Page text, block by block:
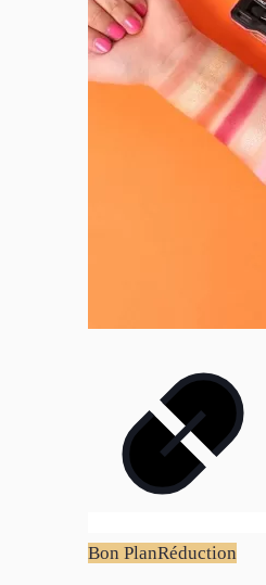
Bon PlanRéduction